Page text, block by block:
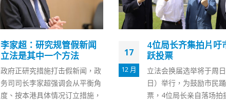
4位局长齐集拍片吁市民踊
跃投票
立法会换届选举将于周日（19
日）举行，为鼓励市民踊跃投
票，4位局长亲自落场拍摄宣传
29
12 月
《立场新闻》宣布
止运作
警方国安处今日（29日
人，其中6人为《立场新
层或前高层人员（3男3